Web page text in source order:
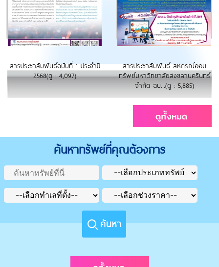
สารประชาสัมพันธ์ฉบับที่ 1 ประจำปี
2568(ดู : 4,097)
สารประชาสัมพันธ์ สหกรณ์ออม
ทรัพย์มหาวิทยาลัยสงขลานครินทร์
จำกัด ฉบ...(ดู : 5,885)
ค้นหาทรัพย์ที่คุณต้องการ